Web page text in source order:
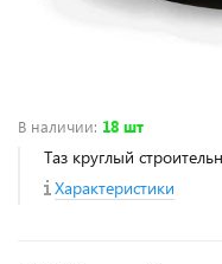
В наличии: 18 шт
Таз круглый
Характеристики